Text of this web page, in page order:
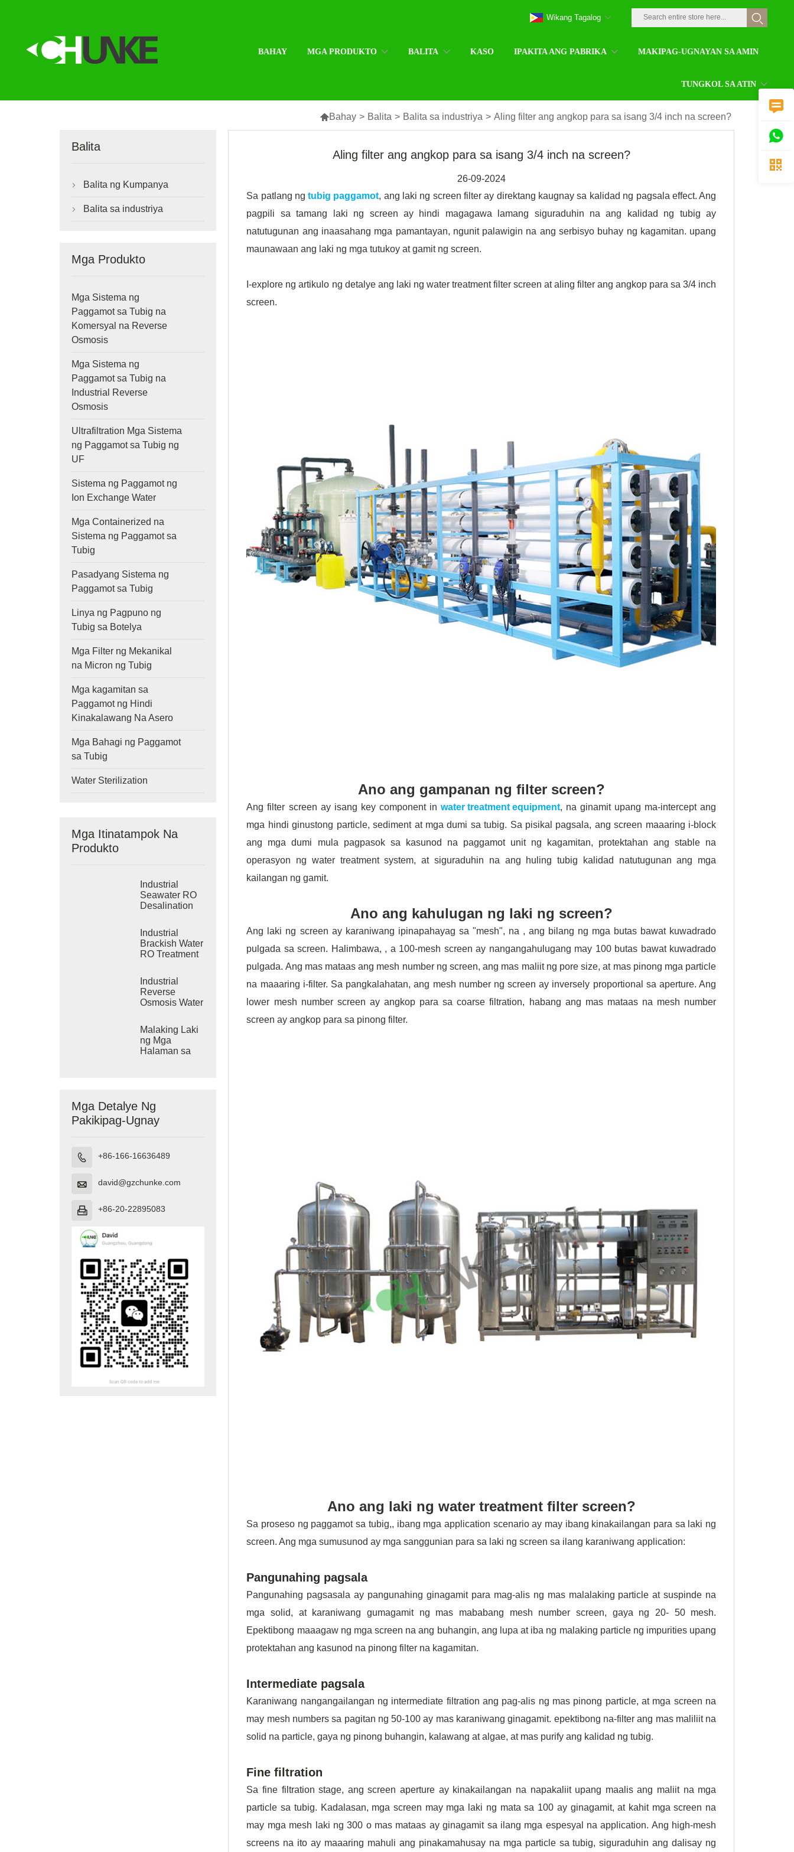
BAHAY MGA PRODUKTO BALITA KASO IPAKITA ANG PABRIKA MAKIPAG-UGNAYAN SA AMIN
TUNGKOL SA ATIN
Wikang Tagalog
Bahay > Balita > Balita sa industriya > Aling filter ang angkop para sa isang 3/4 inch na screen?
Balita
 Balita ng Kumpanya
 Balita sa industriya
Mga Produkto
Mga Sistema ng
Paggamot sa Tubig na
Komersyal na Reverse
Osmosis
Mga Sistema ng
Paggamot sa Tubig na
Industrial Reverse
Osmosis
Ultrafiltration Mga Sistema
ng Paggamot sa Tubig ng
UF
Sistema ng Paggamot ng
Ion Exchange Water
Mga Containerized na
Sistema ng Paggamot sa
Tubig
Pasadyang Sistema ng
Paggamot sa Tubig
Linya ng Pagpuno ng
Tubig sa Botelya
Mga Filter ng Mekanikal
na Micron ng Tubig
Mga kagamitan sa
Paggamot ng Hindi
Kinakalawang Na Asero
Mga Bahagi ng Paggamot
sa Tubig
Water Sterilization
Mga Itinatampok Na
Produkto
Industrial
Seawater RO
Desalination
Industrial
Brackish Water
RO Treatment
Industrial
Reverse
Osmosis Water
System
Malaking Laki
ng Mga
Halaman sa
Mga Detalye Ng
Pakikipag-Ugnay
 +86-166-16636489
 david@gzchunke.com
 +86-20-22895083
Aling filter ang angkop para sa isang 3/4 inch na screen?
26-09-2024
Sa patlang ngtubig paggamot, ang laki ng screen filter ay direktang kaugnay sa kalidad ng pagsala effect. Ang
pagpili sa tamang laki ng screen ay hindi magagawa lamang siguraduhin na ang kalidad ng tubig ay
natutugunan ang inaasahang mga pamantayan, ngunit palawigin na ang serbisyo buhay ng kagamitan. upang
maunawaan ang laki ng mga tutukoy at gamit ng screen.
I-explore ng artikulo ng detalye ang laki ng water treatment filter screen at aling filter ang angkop para sa 3/4 inch
screen.
Ano ang gampanan ng filter screen?
Ang filter screen ay isang key component in water treatment equipment, na ginamit upang ma-intercept ang
mga hindi ginustong particle, sediment at mga dumi sa tubig. Sa pisikal pagsala, ang screen maaaring i-block
ang mga dumi mula pagpasok sa kasunod na paggamot unit ng kagamitan, protektahan ang stable na
operasyon ng water treatment system, at siguraduhin na ang huling tubig kalidad natutugunan ang mga
kailangan ng gamit.
Ano ang kahulugan ng laki ng screen?
Ang laki ng screen ay karaniwang ipinapahayag sa "mesh", na , ang bilang ng mga butas bawat kuwadrado
pulgada sa screen. Halimbawa, , a 100-mesh screen ay nangangahulugang may 100 butas bawat kuwadrado
pulgada. Ang mas mataas ang mesh number ng screen, ang mas maliit ng pore size, at mas pinong mga particle
na maaaring i-filter. Sa pangkalahatan, ang mesh number ng screen ay inversely proportional sa aperture. Ang
lower mesh number screen ay angkop para sa coarse filtration, habang ang mas mataas na mesh number
screen ay angkop para sa pinong filter.
Ano ang laki ng water treatment filter screen?
Sa proseso ng paggamot sa tubig,, ibang mga application scenario ay may ibang kinakailangan para sa laki ng
screen. Ang mga sumusunod ay mga sanggunian para sa laki ng screen sa ilang karaniwang application:
Pangunahing pagsala
Pangunahing pagsasala ay pangunahing ginagamit para mag-alis ng mas malalaking particle at suspinde na
mga solid, at karaniwang gumagamit ng mas mababang mesh number screen, gaya ng 20- 50 mesh.
Epektibong maaagaw ng mga screen na ang buhangin, ang lupa at iba ng malaking particle ng impurities upang
protektahan ang kasunod na pinong filter na kagamitan.
Intermediate pagsala
Karaniwang nangangailangan ng intermediate filtration ang pag-alis ng mas pinong particle, at mga screen na
may mesh numbers sa pagitan ng 50-100 ay mas karaniwang ginagamit. epektibong na-filter ang mas maliliit na
solid na particle, gaya ng pinong buhangin, kalawang at algae, at mas purify ang kalidad ng tubig.
Fine filtration
Sa fine filtration stage, ang screen aperture ay kinakailangan na napakaliit upang maalis ang maliit na mga
particle sa tubig. Kadalasan, mga screen may mga laki ng mata sa 100 ay ginagamit, at kahit mga screen na
may mga mesh laki ng 300 o mas mataas ay ginagamit sa ilang mga espesyal na application. Ang high-mesh
screens na ito ay maaaring mahuli ang pinakamahusay na mga particle sa tubig, siguraduhin ang dalisay ng


